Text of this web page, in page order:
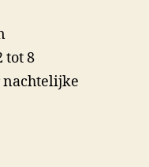
tot 8
nachtelijke